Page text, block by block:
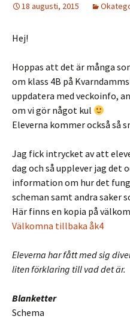
18 augusti, 2015
Hej!
Hoppas att det är många
om klass 4B på
uppdatera med veckoinfo,
om vi gör något kul
Eleverna kommer också så
Jag fick intrycket av att
dag och så upplever jag det
information om hur det
scheman samt andra saker
Här finns en kopia på
Välkomna tillbaka åk4
Eleverna har fått med sig
liten förklaring till vad det är.
Blanketter
Schema